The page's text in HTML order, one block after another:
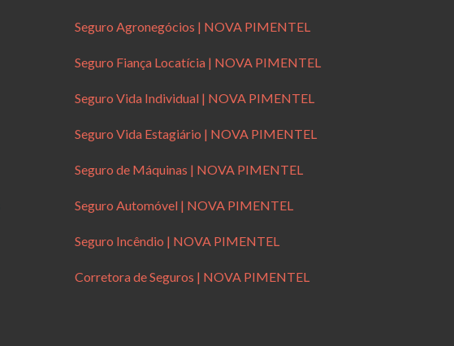
Seguro Agronegócios | NOVA PIMENTEL
Seguro Fiança Locatícia | NOVA PIMENTEL
Seguro Vida Individual | NOVA PIMENTEL
Seguro Vida Estagiário | NOVA PIMENTEL
Seguro de Máquinas | NOVA PIMENTEL
Seguro Automóvel | NOVA PIMENTEL
Seguro Incêndio | NOVA PIMENTEL
Corretora de Seguros | NOVA PIMENTEL